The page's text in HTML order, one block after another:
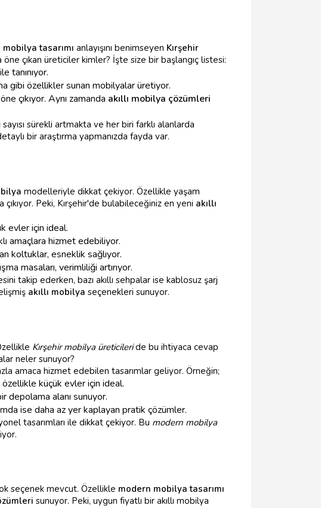
tasarımı anlayışını benimseyen Kırşehir
çıkan üreticiler kimler? İşte size bir başlangıç listesi:
tanınıyor.
gibi özellikler sunan mobilyalar üretiyor.
çıkıyor. Aynı zamanda akıllı mobilya çözümleri
sürekli artmakta ve her biri farklı alanlarda
bir araştırma yapmanızda fayda var.
modelleriyle dikkat çekiyor. Özellikle yaşam
çıkıyor. Peki, Kırşehir'de bulabileceğiniz en yeni akıllı
evler için ideal.
amaçlara hizmet edebiliyor.
koltuklar, esneklik sağlıyor.
masaları, verimliliği artırıyor.
takip ederken, bazı akıllı sehpalar ise kablosuz şarj
akıllı mobilya seçenekleri sunuyor.
Kırşehir mobilya üreticileride bu ihtiyaca cevap
neler sunuyor?
amaca hizmet edebilen tasarımlar geliyor. Örneğin;
küçük evler için ideal.
depolama alanı sunuyor.
ise daha az yer kaplayan pratik çözümler.
tasarımları ile dikkat çekiyor. Bu modern mobilya
seçenek mevcut. Özellikle modern mobilya tasarımı
sunuyor. Peki, uygun fiyatlı bir akıllı mobilya